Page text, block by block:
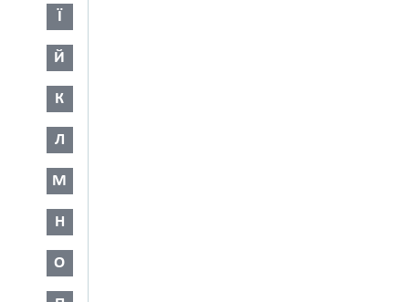
Ї
Й
К
Л
М
Н
О